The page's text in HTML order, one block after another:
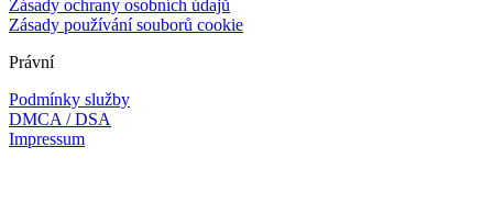
Zásady ochrany osobních údajů
Zásady používání souborů cookie
Právní
Podmínky služby
DMCA / DSA
Impressum